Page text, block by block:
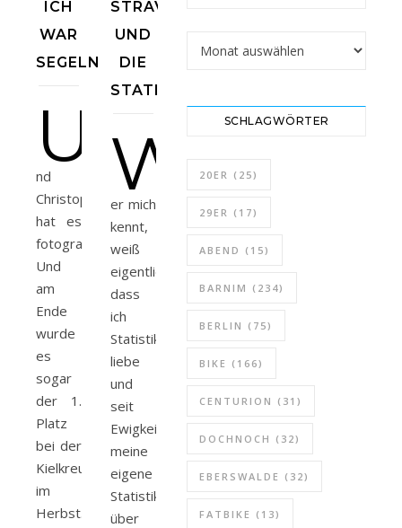
Gesicht
…
ICH
WAR
SEGELN
U
nd
Christoph
hat es
fotografiert.
Und
am
Ende
wurde
es
sogar
der 1.
Platz
bei der
Kielkreutzer
im
Herbst.
STRAVA
UND
DIE
STATISTIK
W
er mich
kennt,
weiß
eigentlich,
dass
ich
Statistik
liebe
und
seit
Ewigkeiten
meine
eigene
Statistik
über
SCHLAGWÖRTER
20ER (25)
29ER (17)
ABEND (15)
BARNIM (234)
BERLIN (75)
BIKE (166)
CENTURION (31)
DOCHNOCH (32)
EBERSWALDE (32)
FATBIKE (13)